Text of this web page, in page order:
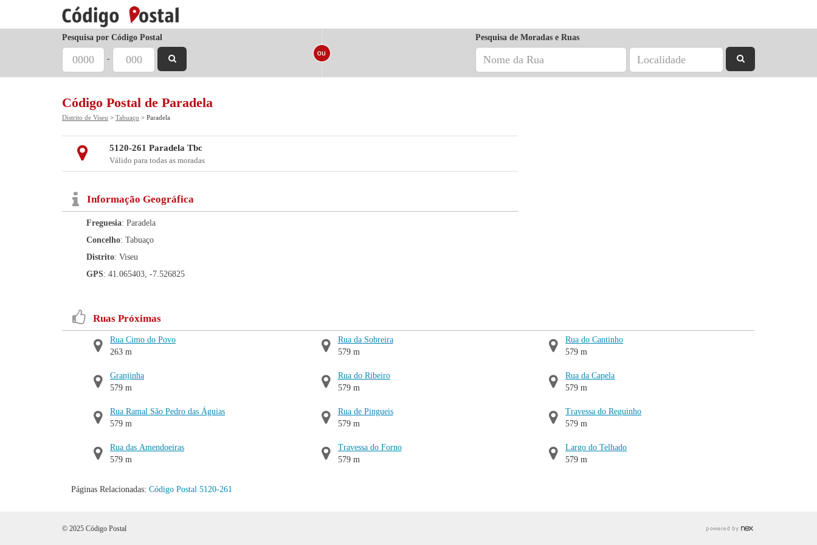
Pesquisa por Código Postal
-
Pesquisa de Moradas e Ruas
Código Postal de Paradela
Distrito de Viseu > Tabuaço > Paradela
5120-261 Paradela Tbc
Válido para todas as moradas
Informação Geográfica
Freguesia: Paradela
Concelho: Tabuaço
Distrito: Viseu
GPS: 41.065403, -7.526825
Ruas Próximas
Rua Cimo do Povo
263 m
Granjinha
579 m
Rua Ramal São Pedro das Águias
579 m
Rua das Amendoeiras
579 m
Rua da Sobreira
579 m
Rua do Ribeiro
579 m
Rua de Pingueis
579 m
Travessa do Forno
579 m
Rua do Cantinho
579 m
Rua da Capela
579 m
Travessa do Reguinho
579 m
Largo do Telhado
579 m
Páginas Relacionadas: Código Postal 5120-261
© 2025 Código Postal